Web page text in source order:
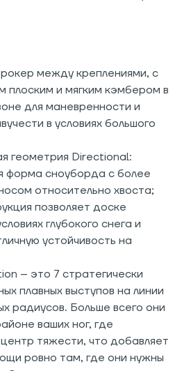
между креплениями, с
плоским и мягким кэмбером в
для маневренности и
в условиях большого
геометрия Directional:
форма сноуборда с более
относительно хвоста;
позволяет доске
глубокого снега и
устойчивость на
– это 7 стратегически
плавных выступов на линии
радиусов. Больше всего они
ваших ног, где
тяжести, что добавляет
ровно там, где они нужны